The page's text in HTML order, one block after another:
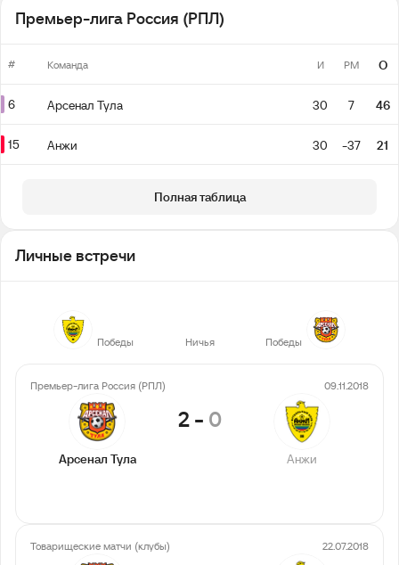
Премьер-лига Россия (РПЛ)
# Команда И РМ О
6 Арсенал Тула 30 7 46
15 Анжи 30 -37 21
Полная таблица
Личные встречи
Победы Ничья Победы
Премьер-лига Россия (РПЛ) 09.11.2018
Арсенал Тула
2 - 0
Анжи
Товарищеские матчи (клубы) 22.07.2018